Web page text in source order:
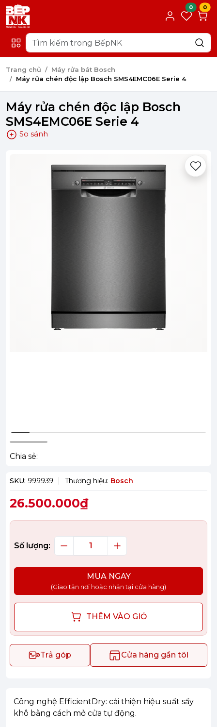
0 0
Trang chủ
Máy rửa bát Bosch
Máy rửa chén độc lập Bosch SMS4EMC06E Serie 4
Máy rửa chén độc lập Bosch
SMS4EMC06E Serie 4
So sánh
Chia sẻ:
SKU: 999939 Thương hiệu: Bosch
26.500.000₫
Số lượng:
MUA NGAY
(Giao tận nơi hoặc nhận tại cửa hàng)
THÊM VÀO GIỎ
Trả góp Cửa hàng gần tôi
Công nghệ EfficientDry: cải thiện hiệu suất sấy
khô bằng cách mở cửa tự động.